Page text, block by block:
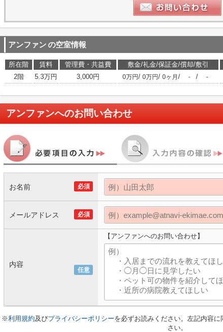
アンファンの空室情報
所在階 賃料 管理費・共益費 敷金/礼金/保証金/償却/敷引
2階
5.3万円 3,000円 0万円/ 0万円/ 0ヶ月 / - / -
アンファンへのお問い合わせ
必須
お名前
必須
メールアドレス
任意
内容
【アンファンへのお問い合わせ】
※利用規約及びプライバシーポリシーを必ずお読みください。左記内容
さい。